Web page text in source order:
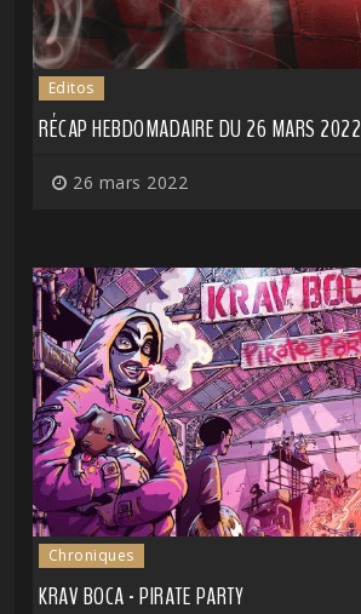
Editos
RÉCAP HEBDOMADAIRE DU 26 MARS 2022
26 mars 2022
Chroniques
KRAV BOCA - PIRATE PARTY